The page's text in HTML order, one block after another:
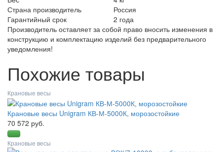
Страна производитель
Россия
Гарантийный срок
2 года
Производитель оставляет за собой право вносить изменения в
конструкцию и комплектацию изделий без предварительного
уведомления!
Похожие товары
Крановые весы
Крановые весы Unigram КВ-М-5000К, морозостойкие
70 572 руб.
Крановые весы